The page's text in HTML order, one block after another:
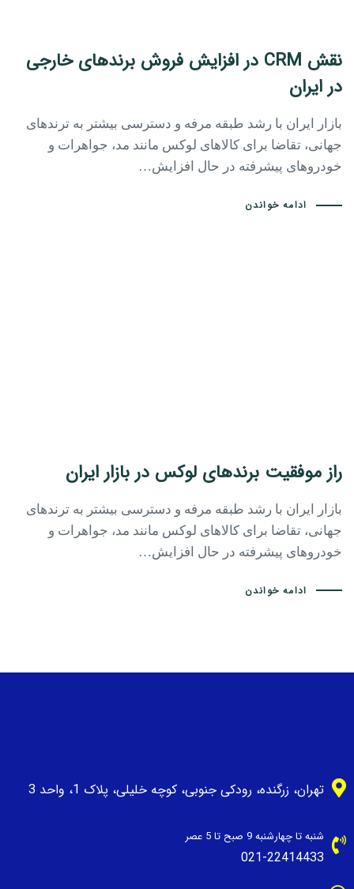
نقش CRM در افزایش فروش برندهای خارجی
در ایران
بازار ایران با رشد طبقه مرفه و دسترسی بیشتر به ترندهای
جهانی، تقاضا برای کالاهای لوکس مانند مد، جواهرات و
خودروهای پیشرفته در حال افزایش…
ادامه خواندن
راز موفقیت برندهای لوکس در بازار ایران
بازار ایران با رشد طبقه مرفه و دسترسی بیشتر به ترندهای
جهانی، تقاضا برای کالاهای لوکس مانند مد، جواهرات و
خودروهای پیشرفته در حال افزایش…
ادامه خواندن
تهران، زرگنده، رودکی جنوبی، کوچه خلیلی، پلاک 1، واحد 3
شنبه تا چهارشنبه 9 صبح تا 5 عصر
021-22414433